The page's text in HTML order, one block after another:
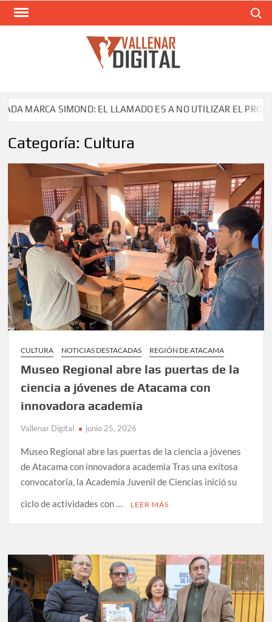
Saltar
SIMOND: EL LLAMADO ES A NO UTILIZAR EL PRODUCTO
Categoría: Cultura
CULTURA NOTICIAS DESTACADAS REGIÓN DE ATACAMA
Museo Regional abre las puertas de la
ciencia a jóvenes de Atacama con
innovadora academia
Vallenar Digital junio 25, 2026
Museo Regional abre las puertas de la ciencia a jóvenes
de Atacama con innovadora academia Tras una exitosa
convocatoria, la Academia Juvenil de Ciencias inició su
ciclo de actividades con …
LEER MÁS